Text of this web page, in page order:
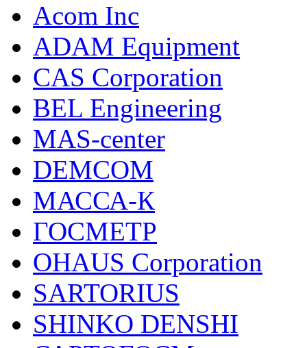
Acom Inc
ADAM Equipment
CAS Corporation
BEL Engineering
MAS-center
DEMCOM
МАССА-К
ГОСМЕТР
OHAUS Corporation
SARTORIUS
SHINKO DENSHI